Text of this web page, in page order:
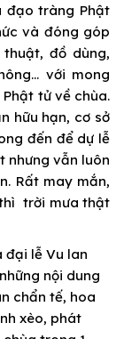
đạo tràng Phật
và đóng góp
đồ dùng,
với mong
tử về chùa.
hữu hạn, cơ sở
đến để dự lễ
nhưng vẫn luôn
Rất may mắn,
trời mưa thật
đại lễ Vu lan
nội dung
chẩn tế, hoa
xèo, phát